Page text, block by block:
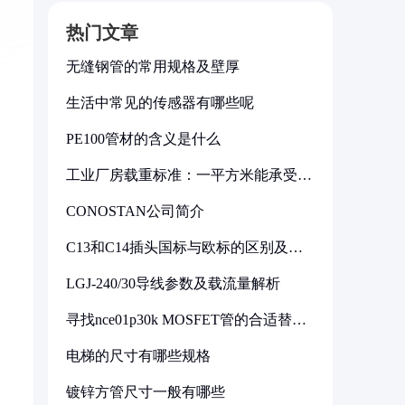
热门文章
无缝钢管的常用规格及壁厚
生活中常见的传感器有哪些呢
PE100管材的含义是什么
工业厂房载重标准：一平方米能承受多
CONOSTAN公司简介
C13和C14插头国标与欧标的区别及其
LGJ-240/30导线参数及载流量解析
寻找nce01p30k MOSFET管的合适替代
电梯的尺寸有哪些规格
镀锌方管尺寸一般有哪些